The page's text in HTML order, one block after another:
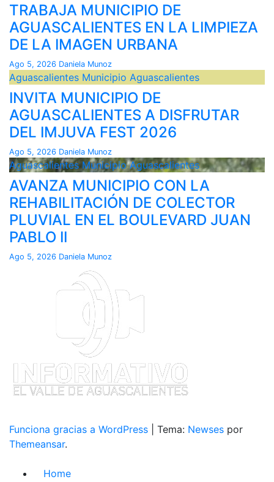
TRABAJA MUNICIPIO DE
AGUASCALIENTES EN LA LIMPIEZA
DE LA IMAGEN URBANA
Ago 5, 2026 Daniela Munoz
Aguascalientes Municipio Aguascalientes
INVITA MUNICIPIO DE
AGUASCALIENTES A DISFRUTAR
DEL IMJUVA FEST 2026
Ago 5, 2026 Daniela Munoz
AguascalientesMunicipio Aguascalientes
AVANZA MUNICIPIO CON LA
REHABILITACIÓN DE COLECTOR
PLUVIAL EN EL BOULEVARD JUAN
PABLO II
Ago 5, 2026 Daniela Munoz
Funciona gracias a WordPress Tema: Newses por
Themeansar.
Home